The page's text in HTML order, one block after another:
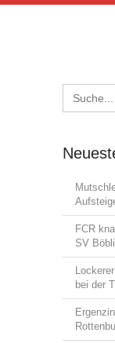
Search
for:
FCR
SV
bei der